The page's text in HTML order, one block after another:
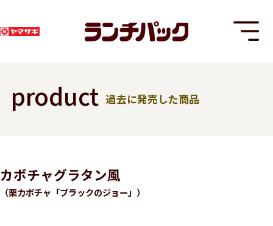
product 過去に発売した商品
カボチャグラタン風
（栗カボチャ「ブラックのジョー」）